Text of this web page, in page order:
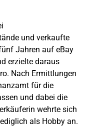
und verkaufte
Jahren auf eBay
erzielte daraus
Nach Ermittlungen
für die
und dabei die
wehrte sich
als Hobby an.